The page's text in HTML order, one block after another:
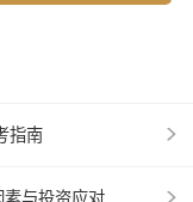
指南
与投资应对